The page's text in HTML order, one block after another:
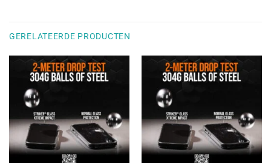
GERELATEERDE PRODUCTEN